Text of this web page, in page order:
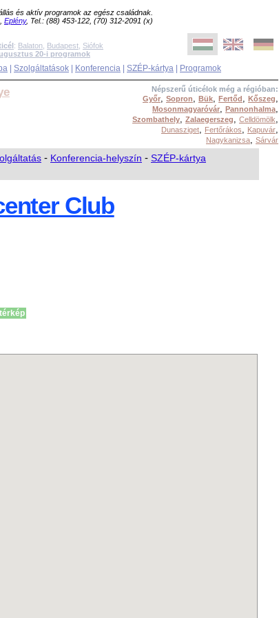
és aktív programok az egész családnak.
Eplény, Tel.: (88) 453-122, (70) 312-2091 (x)
: Balaton Budapest Siófok
20-i programok
Szolgáltatások Konferencia SZÉP-kártya Programok
Népszerű úticélok még a régióban:
Győr, Sopron, Bük, Fertőd, Kőszeg,
Mosonmagyaróvár, Pannonhalma,
Szombathely, Zalaegerszeg, Celldömölk,
Dunasziget, Fertőrákos, Kapuvár,
Nagykanizsa, Sárvár
- Konferencia-helyszín - SZÉP-kártya
Club
térkép